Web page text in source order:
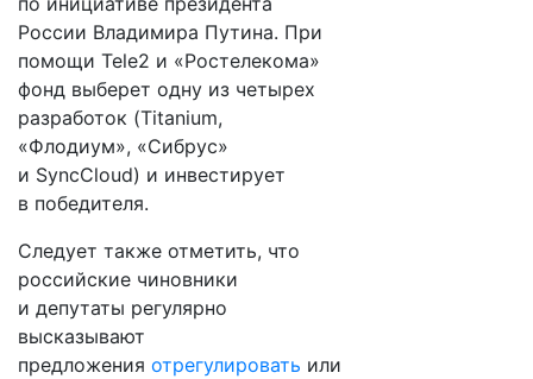
России Владимира Путина. При
помощи Tele2 и «Ростелекома»
фонд выберет одну из четырех
разработок (Titanium,
«Флодиум», «Сибрус»
и SyncCloud) и инвестирует
в победителя.
Следует также отметить, что
российские чиновники
и депутаты регулярно
высказывают
предложения отрегулировать или